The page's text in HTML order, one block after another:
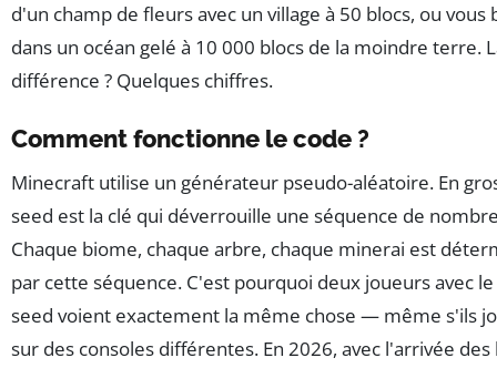
d'un champ de fleurs avec un village à 50 blocs, ou vous
dans un océan gelé à 10 000 blocs de la moindre terre.
différence ? Quelques chiffres.
Comment fonctionne le code ?
Minecraft utilise un générateur pseudo-aléatoire. En
seed est la clé qui déverrouille une séquence de
Chaque biome, chaque arbre, chaque minerai est
par cette séquence. C'est pourquoi deux joueurs avec
seed voient exactement la même chose — même s'ils
sur des consoles différentes. En 2026, avec l'arrivée